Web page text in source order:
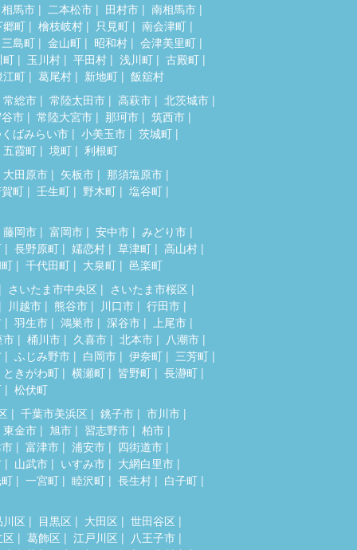
相馬市
二本松市 田村市
南相馬市
郷町
檜枝岐村 只見町
南会津町
三島町
金山町 昭和村
会津美里町
町
玉川村 平田村 浅川町
古殿町
江町
葛尾村 新地町
飯舘村
常総市
常陸太田市 高萩市
北茨城市
市
常陸大宮市 那珂市
筑西市
ばみらい市
小美玉市
茨城町
五霞町
境町
利根町
大田原市
矢板市
那須塩原市
町
壬生町 野木町 塩谷町
藤岡市 富岡市 安中市
みどり市
長野原町 嬬恋村 草津町
高山村
千代田町 大泉町
邑楽町
さいたま市中央区
さいたま市桜区
川越市
熊谷市 川口市
行田市
羽生市 鴻巣市 深谷市
上尾市
市
桶川市 久喜市 北本市
八潮市
ふじみ野市 白岡市 伊奈町
三芳町
ときがわ町
横瀬町 皆野町
長瀞町
松伏町
千葉市美浜区 銚子市
市川市
東金市
旭市 習志野市
柏市
富津市 浦安市
四街道市
山武市 いすみ市
大網白里市
一宮町 睦沢町 長生村 白子町
川区 目黒区 大田区
世田谷区
葛飾区 江戸川区
八王子市